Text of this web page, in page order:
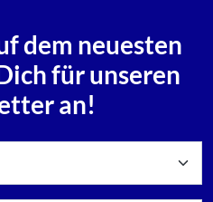
dem neuesten
für unseren
an!